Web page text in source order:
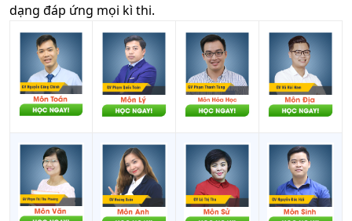
dạng đáp ứng mọi kì thi.